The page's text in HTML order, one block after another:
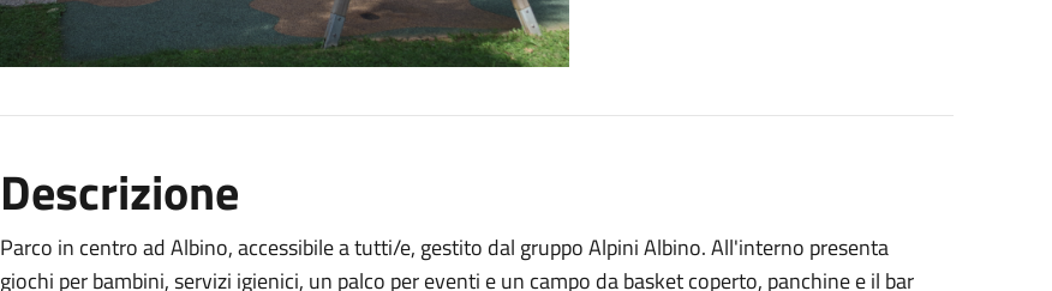
Descrizione
Parco in centro ad Albino, accessibile a tutti/e, gestito dal gruppo Alpini Albino. All'interno presenta
giochi per bambini, servizi igienici, un palco per eventi e un campo da basket coperto, panchine e il bar